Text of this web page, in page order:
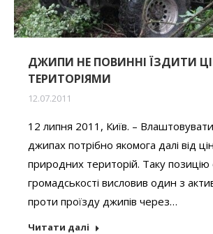
ДЖИПИ НЕ ПОВИННІ ЇЗДИТИ
ТЕРИТОРІЯМИ
12.07.2011
12 липня 2011, Київ. –
джипах потрібно якомога далі від
природних територій. Таку позицію
громадськості висловив один з
проти проїзду джипів через…
Читати далі